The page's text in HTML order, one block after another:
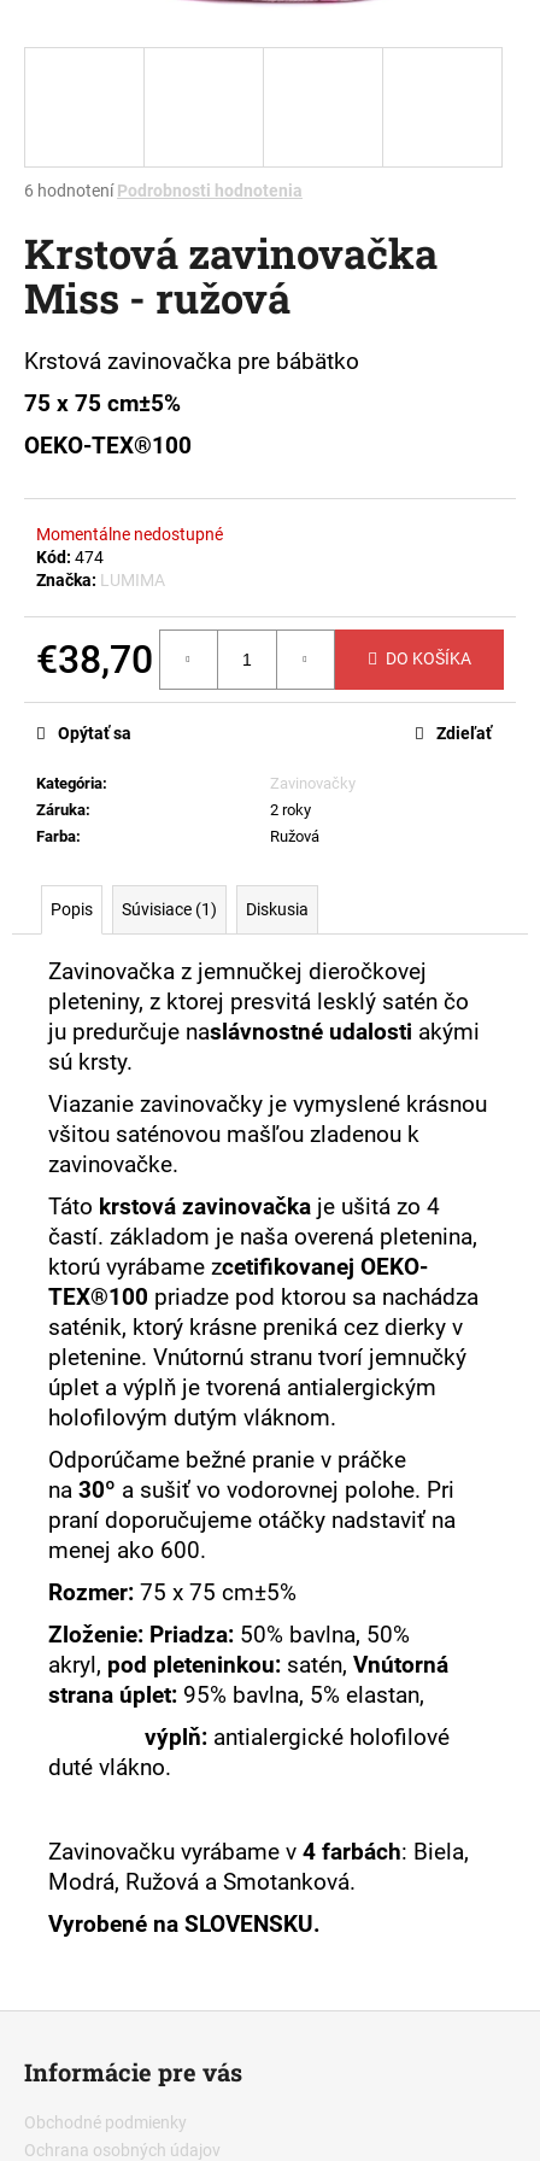
Priemerné
produktu
je
5,0
hviezdičiek.
6 hodnotení Podrobnosti hodnotenia
Krstová zavinovačka
Miss - ružová
Krstová zavinovačka pre bábätko
75 x 75 cm±5%
OEKO-TEX®100
Momentálne nedostupné
Kód: 474
Značka: LUMIMA
€38,70 DO KOŠÍKA
Kategória:
Zavinovačky
Záruka:
2 roky
Farba: Ružová
Opýtať sa Zdieľať
Popis Súvisiace (1) Diskusia
Zavinovačka z jemnučkej dieročkovej
pleteniny, z ktorej presvitá lesklý satén čo
ju predurčuje naslávnostné udalosti akými
sú krsty.
Viazanie zavinovačky je vymyslené krásnou
všitou saténovou mašľou zladenou k
zavinovačke.
Táto krstová zavinovačka je ušitá zo 4
častí. základom je naša overená pletenina,
ktorú vyrábame zcetifikovanej OEKO-
TEX®100 priadze pod ktorou sa nachádza
saténik, ktorý krásne preniká cez dierky v
pletenine. Vnútornú stranu tvorí jemnučký
úplet a výplň je tvorená antialergickým
holofilovým dutým vláknom.
Odporúčame bežné pranie v práčke
na 30º a sušiť vo vodorovnej polohe. Pri
praní doporučujeme otáčky nadstaviť na
menej ako 600.
Rozmer: 75 x 75 cm±5%
Zloženie: Priadza: 50% bavlna, 50%
akryl, pod pleteninkou: satén, Vnútorná
strana úplet: 95% bavlna, 5% elastan,
výplň: antialergické holofilové
duté vlákno.
Zavinovačku vyrábame v 4 farbách: Biela,
Modrá, Ružová a Smotanková.
Vyrobené na SLOVENSKU.
?
HĽADAŤ
d
p
r
č
a
e
LUMÁČ
RUŽOVÝ
€19,90
Informácie pre vás
Obchodné podmienky
Ochrana osobných údajov